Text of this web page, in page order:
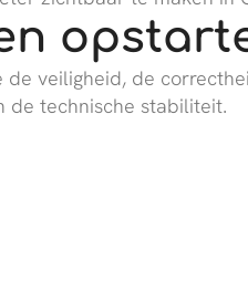
veiligheid, de
de technische stabiliteit.